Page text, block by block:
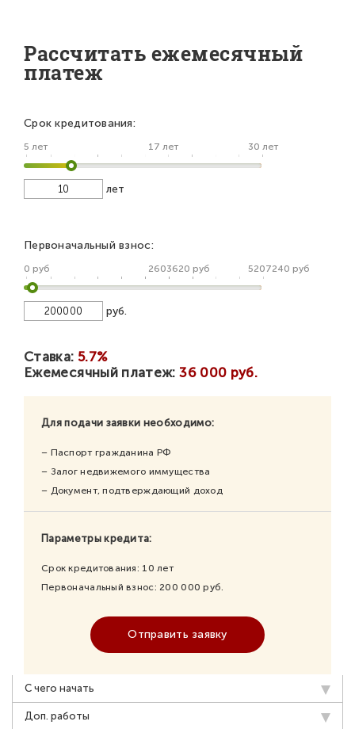
Рассчитать ежемесячный
платеж
Срок кредитования:
5 лет 17 лет 30 лет
лет
Первоначальный взнос:
0 руб 2603620 руб 5207240 руб
руб.
Ставка: 5.7%
Ежемесячный платеж:36 000 руб.
Для подачи заявки необходимо:
– Паспорт гражданина РФ
– Залог недвижемого иммущества
– Документ, подтверждающий доход
Параметры кредита:
Срок кредитования: 10 лет
Первоначальный взнос: 200 000 руб.
Отправить заявку
С чего начать
Доп. работы